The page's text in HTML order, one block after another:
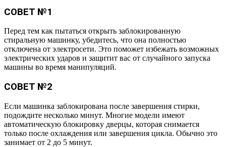
СОВЕТ №1
Перед тем как пытаться открыть заблокированную
стиральную машинку, убедитесь, что она полностью
отключена от электросети. Это поможет избежать возможных
электрических ударов и защитит вас от случайного запуска
машины во время манипуляций.
СОВЕТ №2
Если машинка заблокирована после завершения стирки,
подождите несколько минут. Многие модели имеют
автоматическую блокировку дверцы, которая снимается
только после охлаждения или завершения цикла. Обычно это
занимает от 2 до 5 минут.